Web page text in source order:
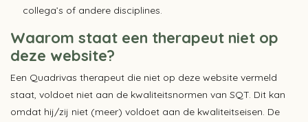
collega’s of andere disciplines.
Waarom staat een therapeut niet op
deze website?
Een Quadrivas therapeut die niet op deze website vermeld
staat, voldoet niet aan de kwaliteitsnormen van SQT. Dit kan
omdat hij/zij niet (meer) voldoet aan de kwaliteitseisen. De